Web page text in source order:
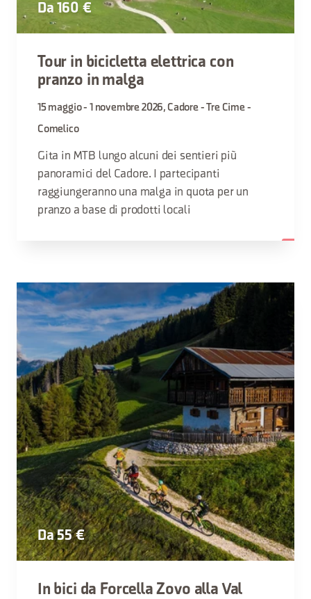
Da 160 €
Tour in bicicletta elettrica con
pranzo in malga
15 maggio - 1 novembre 2026, Cadore - Tre Cime -
Comelico
Gita in MTB lungo alcuni dei sentieri più
panoramici del Cadore. I partecipanti
raggiungeranno una malga in quota per un
pranzo a base di prodotti locali
Da 55 €
In bici da Forcella Zovo alla Val